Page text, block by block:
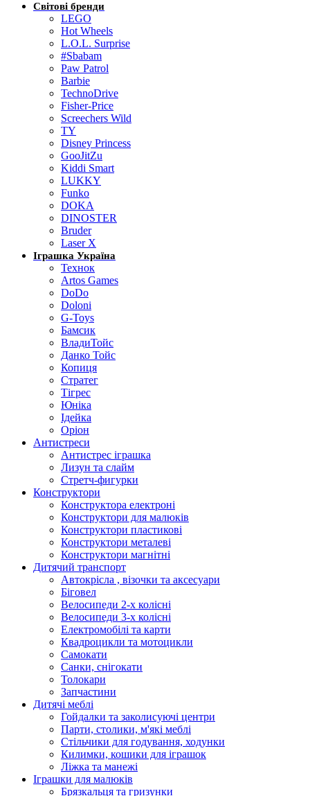
Світові бренди
LEGO
Hot Wheels
L.O.L. Surprise
#Sbabam
Paw Patrol
Barbie
TechnoDrive
Fisher-Price
Screechers Wild
TY
Disney Princess
GooJitZu
Kiddi Smart
LUKKY
Funko
DOKA
DINOSTER
Bruder
Laser X
Іграшка Україна
Технок
Artos Games
DoDo
Doloni
G-Toys
Бамсик
ВладиТойс
Данко Тойс
Копиця
Стратег
Тігрес
Юніка
Ідейка
Оріон
Антистреси
Антистрес іграшка
Лизун та слайм
Стретч-фигурки
Конструктори
Конструктора електроні
Конструктори для малюків
Конструктори пластикові
Конструктори металеві
Конструктори магнітні
Дитячий транспорт
Автокрісла , візочки та аксесуари
Біговел
Велосипеди 2-х колісні
Велосипеди 3-х колісні
Електромобілі та карти
Квадроцикли та мотоцикли
Самокати
Санки, снігокати
Толокари
Запчастини
Дитячі меблі
Гойдалки та заколисуючі центри
Парти, столики, м'які меблі
Стільчики для годування, ходунки
Килимки, кошики для іграшок
Ліжка та манежі
Іграшки для малюків
Брязкальця та гризунки